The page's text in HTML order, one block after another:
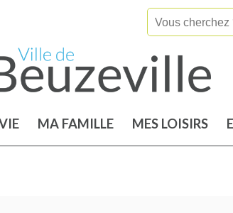
MA FAMILLE MES LOISIRS